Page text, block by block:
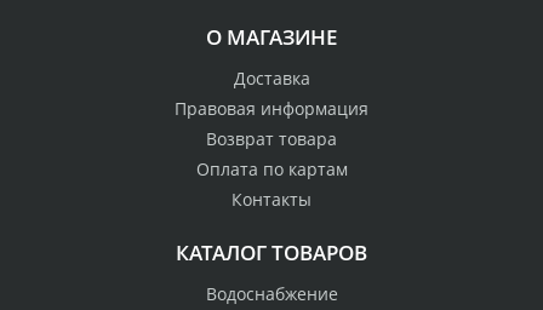
О МАГАЗИНЕ
Доставка
Правовая информация
Возврат товара
Оплата по картам
Контакты
КАТАЛОГ ТОВАРОВ
Водоснабжение